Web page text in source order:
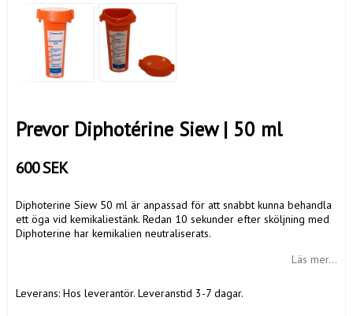
Prevor Diphotérine Siew | 50 ml
600 SEK
Diphoterine Siew 50 ml är anpassad för att snabbt kunna behandla
ett öga vid kemikaliestänk. Redan 10 sekunder efter sköljning med
Diphoterine har kemikalien neutraliserats.
Läs mer...
Leverans: Hos leverantör. Leveranstid 3-7 dagar.